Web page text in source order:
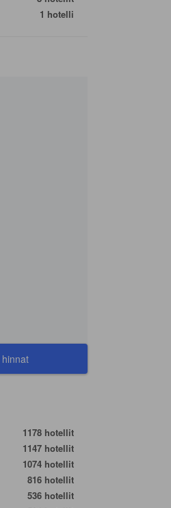
1 hotelli
1178 hotellit
1147 hotellit
1074 hotellit
816 hotellit
536 hotellit